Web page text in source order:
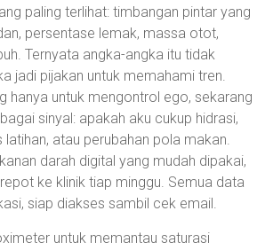
paling terlihat: timbangan pintar yang
persentase lemak, massa otot,
Ternyata angka-angka itu tidak
jadi pijakan untuk memahami tren.
hanya untuk mengontrol ego, sekarang
sinyal: apakah aku cukup hidrasi,
atau perubahan pola makan.
darah digital yang mudah dipakai,
ke klinik tiap minggu. Semua data
siap diakses sambil cek email.
untuk memantau saturasi